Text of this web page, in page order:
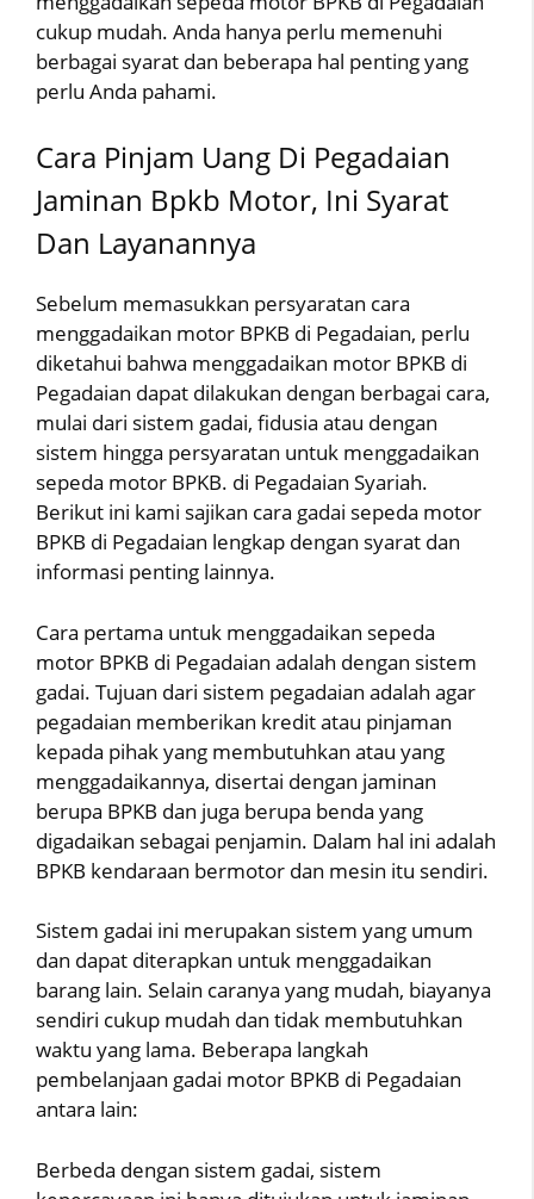
cukup mudah. Anda hanya perlu memenuhi
berbagai syarat dan beberapa hal penting yang
perlu Anda pahami.
Cara Pinjam Uang Di Pegadaian
Jaminan Bpkb Motor, Ini Syarat
Dan Layanannya
Sebelum memasukkan persyaratan cara
menggadaikan motor BPKB di Pegadaian, perlu
diketahui bahwa menggadaikan motor BPKB di
Pegadaian dapat dilakukan dengan berbagai cara,
mulai dari sistem gadai, fidusia atau dengan
sistem hingga persyaratan untuk menggadaikan
sepeda motor BPKB. di Pegadaian Syariah.
Berikut ini kami sajikan cara gadai sepeda motor
BPKB di Pegadaian lengkap dengan syarat dan
informasi penting lainnya.
Cara pertama untuk menggadaikan sepeda
motor BPKB di Pegadaian adalah dengan sistem
gadai. Tujuan dari sistem pegadaian adalah agar
pegadaian memberikan kredit atau pinjaman
kepada pihak yang membutuhkan atau yang
menggadaikannya, disertai dengan jaminan
berupa BPKB dan juga berupa benda yang
digadaikan sebagai penjamin. Dalam hal ini adalah
BPKB kendaraan bermotor dan mesin itu sendiri.
Sistem gadai ini merupakan sistem yang umum
dan dapat diterapkan untuk menggadaikan
barang lain. Selain caranya yang mudah, biayanya
sendiri cukup mudah dan tidak membutuhkan
waktu yang lama. Beberapa langkah
pembelanjaan gadai motor BPKB di Pegadaian
antara lain:
Berbeda dengan sistem gadai, sistem